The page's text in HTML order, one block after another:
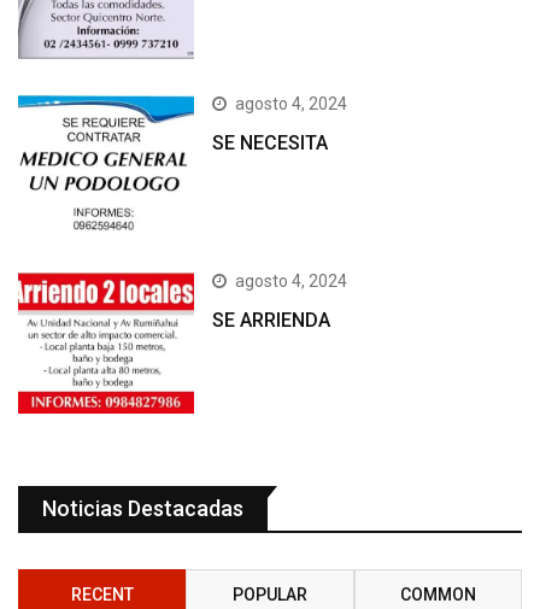
agosto 4, 2024
SE NECESITA
agosto 4, 2024
SE ARRIENDA
Noticias Destacadas
RECENT POPULAR COMMON